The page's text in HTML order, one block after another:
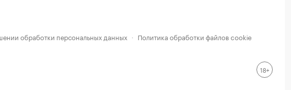
обработки персональных данных · Политика обработки файлов cookie
18+